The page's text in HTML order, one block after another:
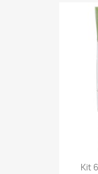
Kit